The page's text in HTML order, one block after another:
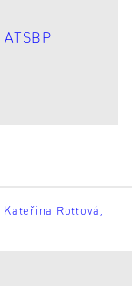
Kateřina Rottová,